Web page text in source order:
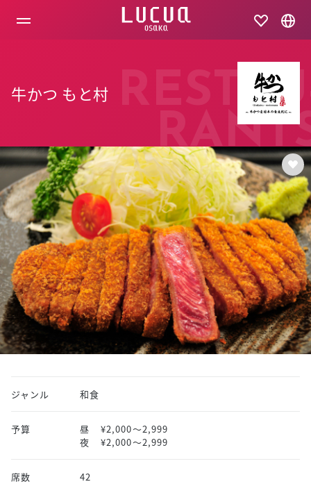
牛かつ もと村
ジャンル 和食
予算 昼
¥2,000〜2,999
夜
¥2,000〜2,999
席数 42